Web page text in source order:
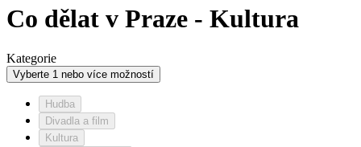
Co dělat v Praze - Kultura
Kategorie
Vyberte 1 nebo více možností
Hudba
Divadla a film
Kultura